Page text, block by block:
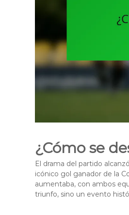
¿Cómo se
El drama del partido
icónico gol ganador de la
aumentaba, con ambos
triunfo, sino un evento